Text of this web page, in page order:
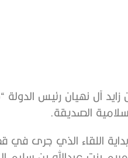
آل نهيان رئيس الدولة
الصديقة.
اللقاء الذي جرى